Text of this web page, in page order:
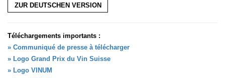
AVANTAGES
ABONNER
RECHERCHE VINS
NEWSLETTER
GUIDE DU VIGNOBLE
ZUR DEUTSCHEN VERSION
Téléchargements importants :
» Communiqué de presse à télécharger
» Logo Grand Prix du Vin Suisse
» Logo VINUM